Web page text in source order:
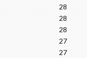
28
28
28
27
27